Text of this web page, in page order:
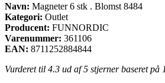
Navn: Magneter 6 stk . Blomst 8484
Kategori: Outlet
Producent: FUNNORDIC
Varenummer: 361106
EAN: 8711252884844
Vurderet til 4.3 ud af 5 stjerner baseret på 1